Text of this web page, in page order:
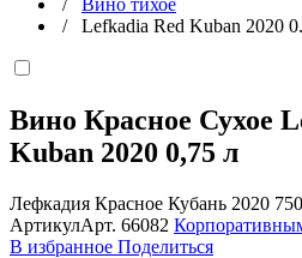
/ Вино тихое
/ Lefkadia Red Kuban 2020
Вино Красное Сухое
Kuban 2020 0,75 л
Лефкадия Красное Кубань 2020
АртикулАрт. 66082
В избранное Поделиться